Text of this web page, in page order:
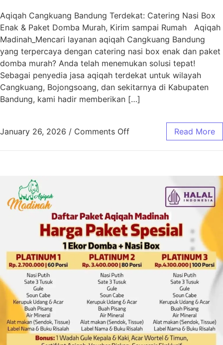
Aqiqah Cangkuang Bandung Terdekat: Catering Nasi Box
Enak & Paket Domba Murah, Kirim sampai Rumah Aqiqah
Madinah_Mencari layanan aqiqah Cangkuang Bandung
yang terpercaya dengan catering nasi box enak dan paket
domba murah? Anda telah menemukan solusi tepat!
Sebagai penyedia jasa aqiqah terdekat untuk wilayah
Cangkuang, Bojongsoang, dan sekitarnya di Kabupaten
Bandung, kami hadir memberikan […]
January 26, 2026 / Comments Off Read More